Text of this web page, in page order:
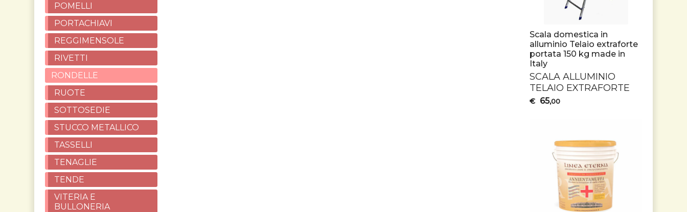
POMELLI
PORTACHIAVI
REGGIMENSOLE
RIVETTI
RONDELLE
RUOTE
SOTTOSEDIE
STUCCO METALLICO
TASSELLI
TENAGLIE
TENDE
VITERIA E
BULLONERIA
Scala domestica in
alluminio Telaio extraforte
portata 150 kg made in
Italy
SCALA ALLUMINIO
TELAIO EXTRAFORTE
€ 65,00